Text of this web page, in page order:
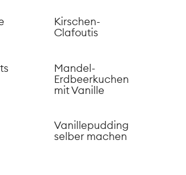
Kirschen-
Clafoutis
Mandel-
Erdbeerkuchen
mit Vanille
Vanillepudding
selber machen